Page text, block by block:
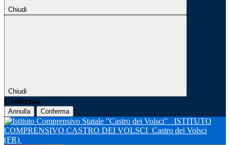
Chiudi
Chiudi
Conferma
Annulla Conferma
ISTITUTO
COMPRENSIVO CASTRO DEI VOLSCI Castro dei Volsci
(FR)